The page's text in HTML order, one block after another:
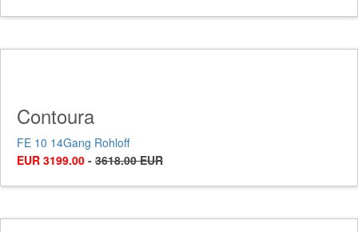
Contoura
FE 10 14Gang Rohloff
EUR 3199.00 - 3618.00 EUR